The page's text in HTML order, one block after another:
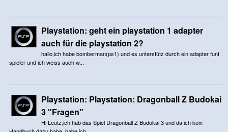
Playstation: geht ein playstation 1 adapter
auch für die playstation 2?
hallo,ich habe bomberman(ps1) und es unterstütz durch ein adapter funf
spieler und ich weiss auch w...
Playstation: Playstation: Dragonball Z Budokai
3 "Fragen"
Hi Leutz,ich hab das Spiel Dragonball Z Budokai 3 und da ich kein